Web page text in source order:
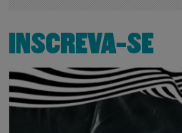
INSCREVA-SE